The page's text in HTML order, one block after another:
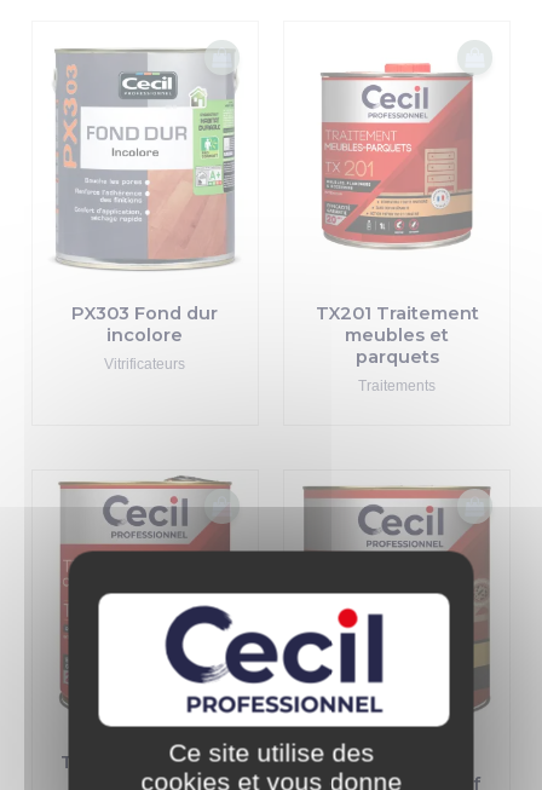
PX303 Fond dur
incolore
Vitrificateurs
TX201 Traitement
meubles et
parquets
Traitements
TX202 Traitement
poutres et
TX202XP
Traitement curatif
Ce site utilise des
cookies et vous donne